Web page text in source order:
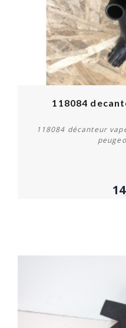
118084
118084 décanteur